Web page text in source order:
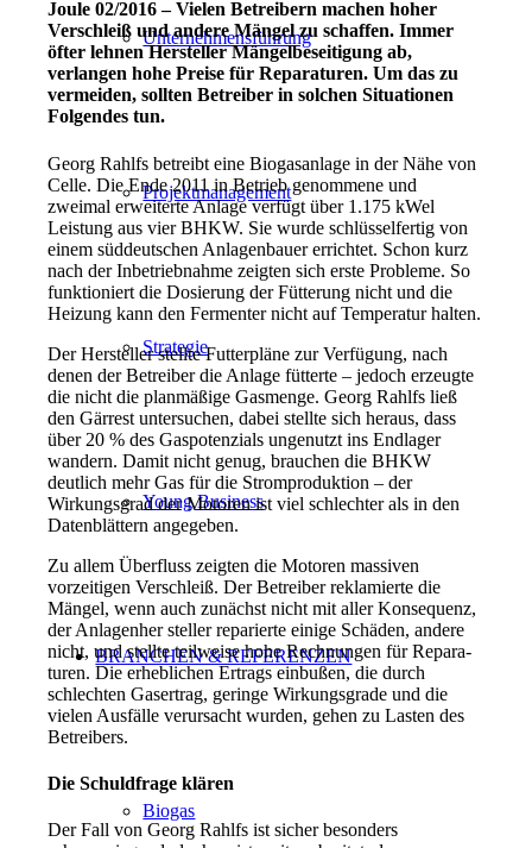
Unternehmensführung
Projektmanagement
Strategie
Young Business
BRANCHEN & REFERENZEN
Biogas
Joule 02/2016 – Vielen Betreibern machen hoher
Verschleiß und andere Mängel zu schaffen. Immer
öfter lehnen Hersteller Mängelbeseitigung ab,
verlangen hohe Preise für Reparaturen. Um das zu
vermeiden, sollten Betreiber in solchen Situationen
Folgendes tun.
Georg Rahlfs betreibt eine Biogasanlage in der Nähe von
Celle. Die Ende 2011 in Betrieb genom­mene und
zweimal erweiterte Anlage verfügt über 1.175 kWel
Leistung aus vier BHKW. Sie wurde schlüsselfertig von
einem süddeutschen Anlagenbauer errichtet. Schon kurz
nach der Inbetriebnahme zeigten sich ers­te Probleme. So
funktioniert die Dosierung der Fütterung nicht und die
Heizung kann den Fer­menter nicht auf Temperatur halten.
Der Hersteller stellte Fut­terpläne zur Verfügung, nach
denen der Betreiber die Anla­ge fütterte – jedoch erzeugte
die nicht die planmäßige Gasmenge. Georg Rahlfs ließ
den Gärrest untersuchen, dabei stellte sich heraus, dass
über 20 % des Gas­potenzials ungenutzt ins Endla­ger
wandern. Damit nicht genug, brauchen die BHKW
deutlich mehr Gas für die Stromproduk­tion – der
Wirkungsgrad der Motoren ist viel schlechter als in den
Datenblättern angegeben.
Zu allem Überfluss zeigten die Motoren massiven
vorzeiti­gen Verschleiß. Der Betreiber reklamierte die
Mängel, wenn auch zunächst nicht mit aller Konsequenz,
der Anlagenher­ steller reparierte einige Schäden, andere
nicht, und stellte teilwei­se hohe Rechnungen für Repara­
turen. Die erheblichen Ertrags­ einbußen, die durch
schlechten Gasertrag, geringe Wirkungs­grade und die
vielen Ausfälle verursacht wurden, gehen zu Lasten des
Betreibers.
Die Schuldfrage klären
Der Fall von Georg Rahlfs ist sicher besonders